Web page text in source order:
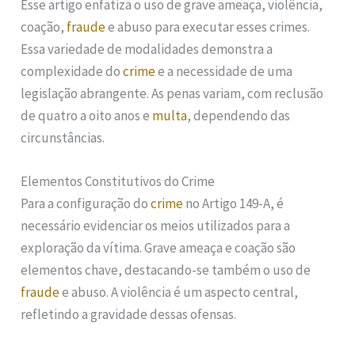
Esse artigo enfatiza o uso de grave ameaça, violência,
coação, fraudee abuso para executar esses crimes.
Essa variedade de modalidades demonstra a
complexidade docrimee a necessidade de uma
legislação abrangente. As penas variam, com reclusão
de quatro a oito anos e multa, dependendo das
circunstâncias.
Elementos Constitutivos do Crime
Para a configuração docrimeno Artigo 149-A, é
necessário evidenciar os meios utilizados para a
exploração da vítima. Grave ameaça e coação são
elementos chave, destacando-se também o uso de
fraudee abuso. A violência é um aspecto central,
refletindo a gravidade dessas ofensas.